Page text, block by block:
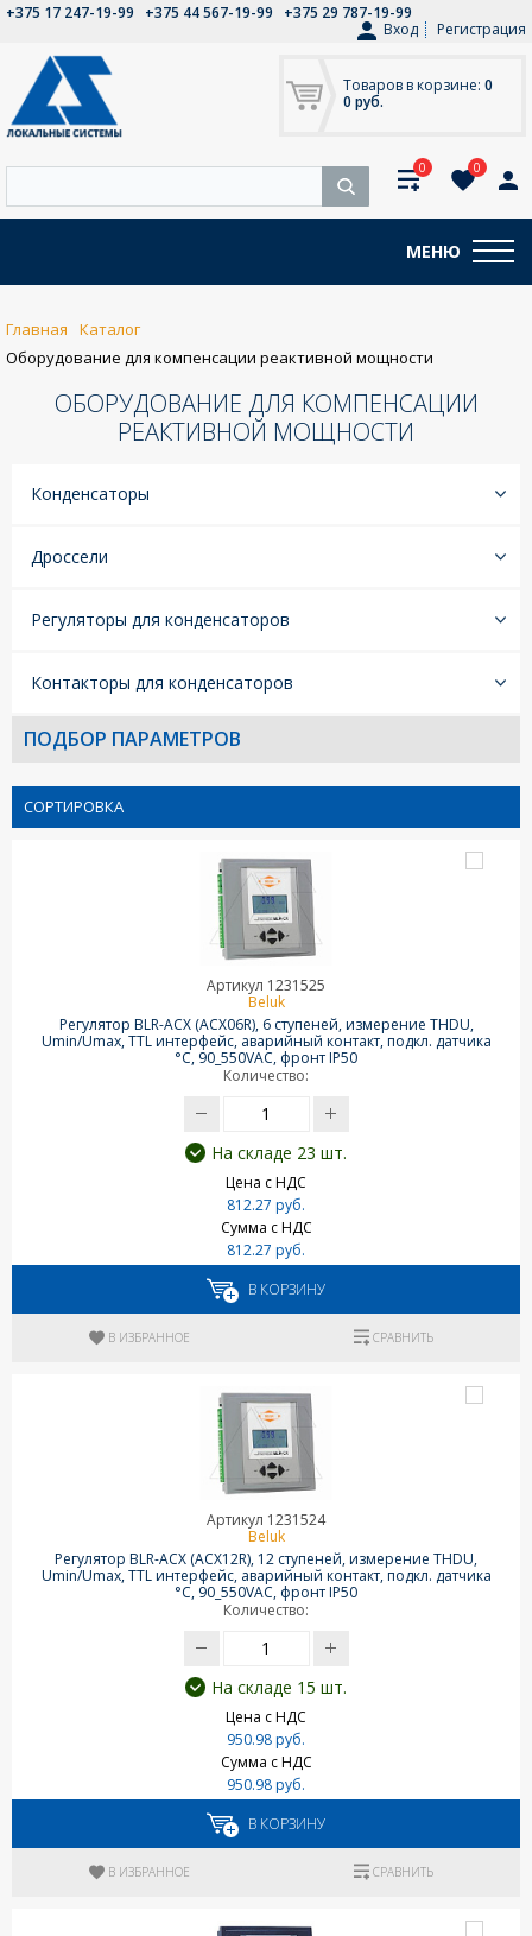
+375 17 247-19-99 +375 44 567-19-99
+375 29 787-19-99
Вход
Регистрация
Товаров в корзине: 0
0 руб.
0 0
МЕНЮ
Главная
Каталог
Оборудование для компенсации реактивной мощности
ОБОРУДОВАНИЕ ДЛЯ КОМПЕНСАЦИИ
РЕАКТИВНОЙ МОЩНОСТИ
Конденсаторы
Дроссели
Регуляторы для конденсаторов
Контакторы для конденсаторов
ПОДБОР ПАРАМЕТРОВ
СОРТИРОВКА
Артикул 1231525
Beluk
Регулятор BLR-ACX (ACX06R), 6 ступеней, измерение THDU,
Umin/Umax, TTL интерфейс, аварийный контакт, подкл. датчика
°C, 90_550VAC, фронт IP50
Количество:
На складе 23 шт.
Цена с НДС
812.27 руб.
Сумма с НДС
812.27 руб.
В КОРЗИНУ
В ИЗБРАННОЕ СРАВНИТЬ
Артикул 1231524
Beluk
Регулятор BLR-ACX (ACX12R), 12 ступеней, измерение THDU,
Umin/Umax, TTL интерфейс, аварийный контакт, подкл. датчика
°C, 90_550VAC, фронт IP50
Количество:
На складе 15 шт.
Цена с НДС
950.98 руб.
Сумма с НДС
950.98 руб.
В КОРЗИНУ
В ИЗБРАННОЕ СРАВНИТЬ